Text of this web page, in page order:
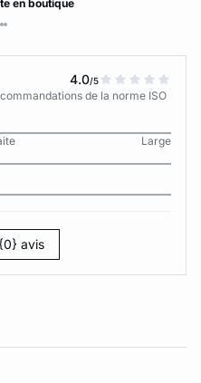
en boutique
4.0/5
de la norme ISO
Large
avis